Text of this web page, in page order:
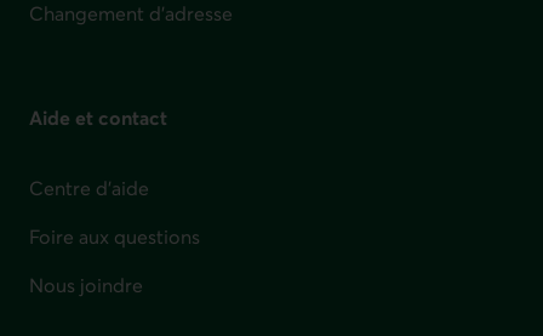
Changement d'adresse
Aide et contact
Centre d'aide
Foire aux questions
Nous joindre